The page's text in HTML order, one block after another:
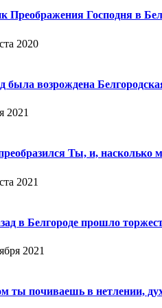
Преображения Господня в
2020
была возрождена
2021
Ты, и, насколько
2021
в Белгороде прошло
2021
ты почиваешь в нетлении,